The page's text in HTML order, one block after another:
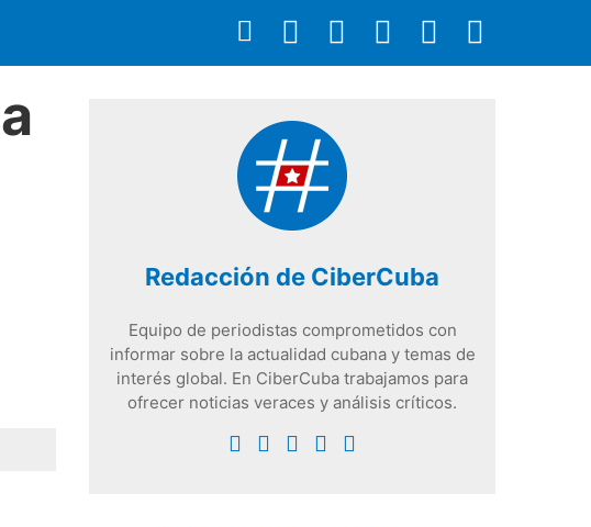
Redacción de CiberCuba
Equipo de periodistas comprometidos con
informar sobre la actualidad cubana y temas de
interés global. En CiberCuba trabajamos para
ofrecer noticias veraces y análisis críticos.